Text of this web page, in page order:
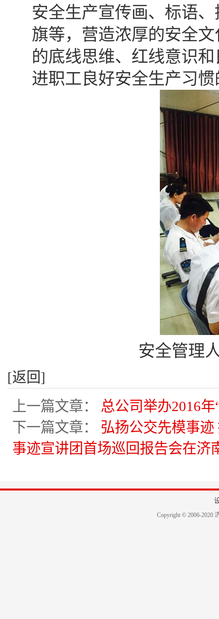
安全生产宣传画、标语
旗等，营造浓厚的安全
的底线思维、红线意识
进职工良好安全生产习
安全管理
[返回]
上一篇文章： 总公司举办2016
下一篇文章： 弘扬公交先模事
事迹宣讲团首场巡回报告会在济
Copyright © 2006-2020